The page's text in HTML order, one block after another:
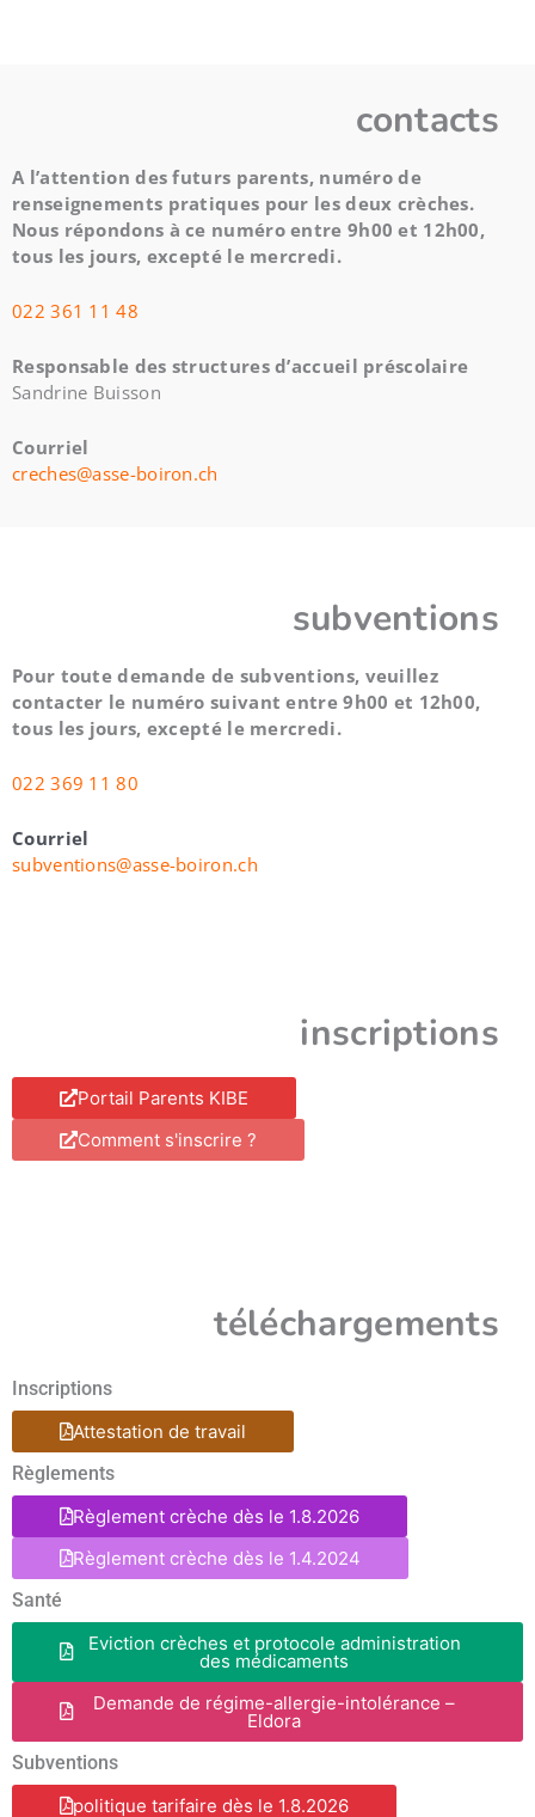
contacts
A l’attention des futurs parents, numéro de
renseignements pratiques pour les deux crèches.
Nous répondons à ce numéro entre 9h00 et 12h00,
tous les jours, excepté le mercredi.
022 361 11 48
Responsable des structures d’accueil préscolaire
Sandrine Buisson
Courriel
creches@asse-boiron.ch
subventions
Pour toute demande de subventions, veuillez
contacter le numéro suivant entre 9h00 et 12h00,
tous les jours, excepté le mercredi.
022 369 11 80
Courriel
subventions@asse-boiron.ch
inscriptions
Portail Parents KIBE
Comment s'inscrire ?
téléchargements
Inscriptions
Attestation de travail
Règlements
Règlement crèche dès le 1.8.2026
Règlement crèche dès le 1.4.2024
Santé
Eviction crèches et protocole administration
des médicaments
Demande de régime-allergie-intolérance –
Eldora
Subventions
politique tarifaire dès le 1.8.2026